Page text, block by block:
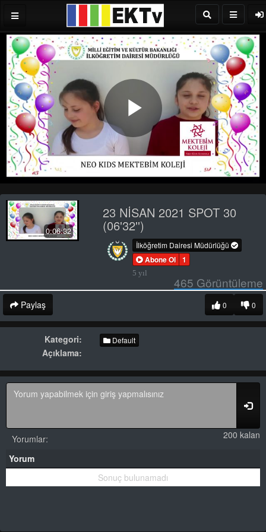
Play
Video
0:06:32
23 NİSAN 2021 SPOT 30
(06'32'')
İlköğretim Dairesi Müdürlüğü
Abone Ol 1
5 yıl
465 Görüntüleme
Paylaş 0
0
Kategori: Default
Açıklama:
200 kalan
Yorumlar:
Yorum
Sonuç bulunamadı